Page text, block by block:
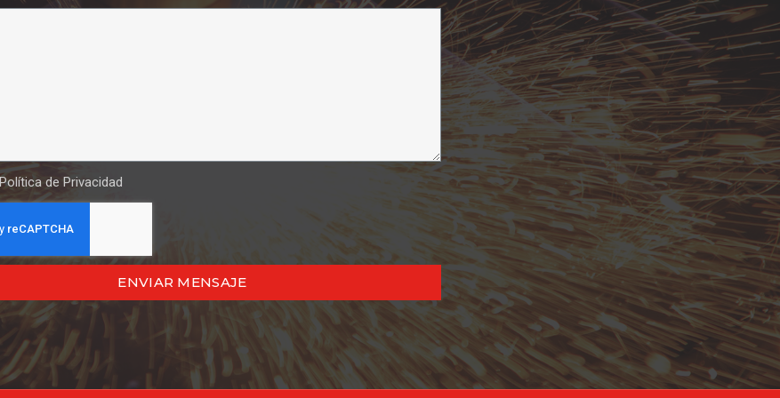
Política de Privacidad
ENVIAR MENSAJE